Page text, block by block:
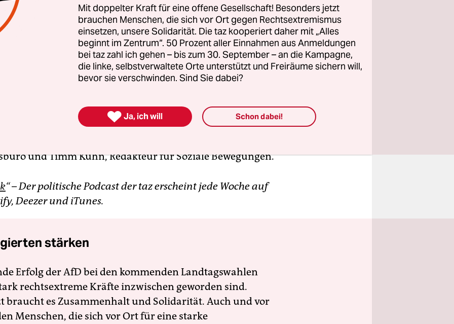
Bei der Postdroht ein unbefristeter Streik.
fordern nach den Zurückhaltungen der letzten
Teil Gehaltssteigerungen von über 10 Prozent – so viel wie
mehr. Aber sind sie überhaupt für solche Kämpfe gerüstet,
Mitgliederschwunds? Und wenn sie Erfolg haben –
Stefan Reinecke im neuen Bundestalk mit taz-
und Timm Kühn, Redakteur für Soziale Bewegungen.
“ – Der politische Podcast der taz erscheint jede Woche auf
Deezer und iTunes.
stärken
Erfolg der AfD bei den kommenden Landtagswahlen
rechtsextreme Kräfte inzwischen geworden sind.
braucht es Zusammenhalt und Solidarität. Auch und vor
Menschen, die sich vor Ort für eine starke
Mit doppelter Kraft für eine offene Gesellschaft! Besonders jetzt
brauchen Menschen, die sich vor Ort gegen Rechtsextremismus
einsetzen, unsere Solidarität. Die taz kooperiert daher mit „Alles
beginnt im Zentrum“. 50 Prozent aller Einnahmen aus Anmeldungen
bei taz zahl ich gehen – bis zum 30. September – an die Kampagne,
die linke, selbstverwaltete Orte unterstützt und Freiräume sichern will,
bevor sie verschwinden. Sind Sie dabei?
 Ja, ich will Schon dabei!